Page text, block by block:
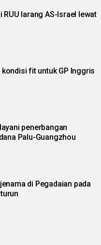
RUU larang AS-Israel lewat
fit untuk GP Inggris
penerbangan
Palu-Guangzhou
di Pegadaian pada